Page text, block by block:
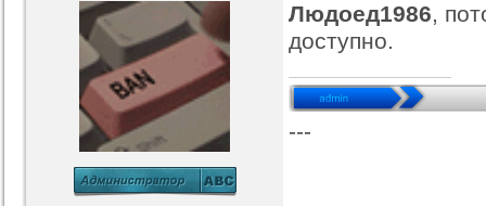
Людоед1986,
доступно.
---